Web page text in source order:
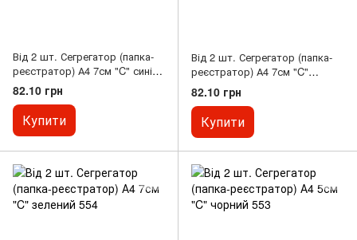
Від 2 шт. Сегрегатор (папка-
реєстратор) А4 7см "C" синій
554
82.10 грн
Купити
Від 2 шт. Сегрегатор (папка-
реєстратор) А4 7см "C"
червоний 554
82.10 грн
Купити